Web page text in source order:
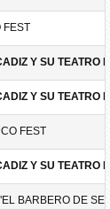
FEST
Y SU TEATRO
Y SU TEATRO
FEST
Y SU TEATRO
BARBERO DE